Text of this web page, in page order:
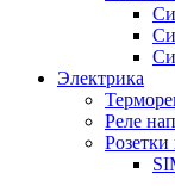
Электрика
Реле